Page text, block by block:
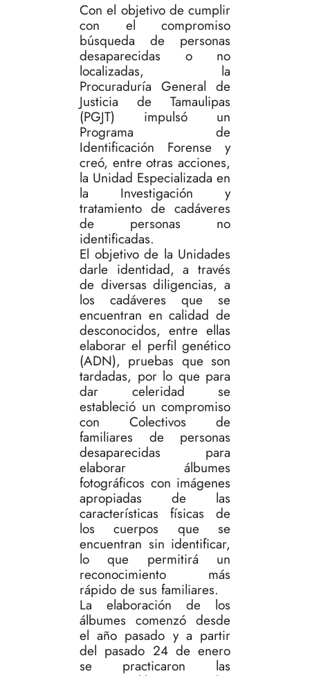
Con el objetivo de cumplir
con el compromiso
búsqueda de personas
desaparecidas o no
localizadas, la
Procuraduría General de
Justicia de Tamaulipas
(PGJT) impulsó un
Programa de
Identificación Forense y
creó, entre otras acciones,
la Unidad Especializada en
la Investigación y
tratamiento de cadáveres
de personas no
identificadas.
El objetivo de la Unidades
darle identidad, a través
de diversas diligencias, a
los cadáveres que se
encuentran en calidad de
desconocidos, entre ellas
elaborar el perfil genético
(ADN), pruebas que son
tardadas, por lo que para
dar celeridad se
estableció un compromiso
con Colectivos de
familiares de personas
desaparecidas para
elaborar álbumes
fotográficos con imágenes
apropiadas de las
características físicas de
los cuerpos que se
encuentran sin identificar,
lo que permitirá un
reconocimiento más
rápido de sus familiares.
La elaboración de los
álbumes comenzó desde
el año pasado y a partir
del pasado 24 de enero
se practicaron las